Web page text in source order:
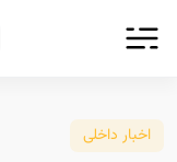
اخبار داخلی